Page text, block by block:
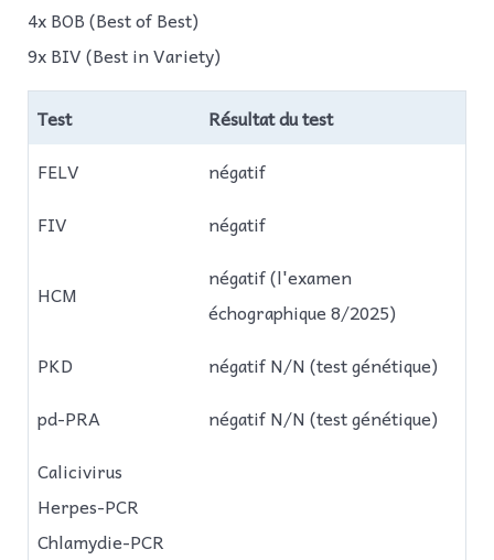
4x BOB (Best of Best)
9x BIV (Best in Variety)
Test
Résultat du test
FELV
négatif
FIV
négatif
HCM
négatif (l'examen
échographique 8/2025)
PKD
négatif N/N (test génétique)
pd-PRA
négatif N/N (test génétique)
Calicivirus
Herpes-PCR
Chlamydie-PCR